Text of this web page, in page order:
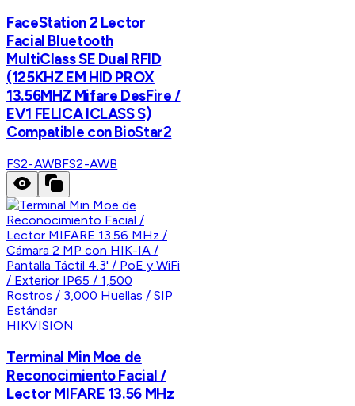
FaceStation 2 Lector
Facial Bluetooth
MultiClass SE Dual RFID
(125KHZ EM HID PROX
13.56MHZ Mifare DesFire /
EV1 FELICA ICLASS S)
Compatible con BioStar2
FS2-AWBFS2-AWB
HIKVISION
Terminal Min Moe de
Reconocimiento Facial /
Lector MIFARE 13.56 MHz